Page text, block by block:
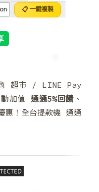
📋 一鍵複製
超市 / LINE Pay
加值通通5%回饋 、
惠！全台提款機 通通
❅